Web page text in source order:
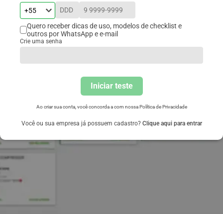
Quero receber dicas de uso, modelos de checklist e
outros por WhatsApp e e-mail
Crie uma senha
Iniciar teste
Ao criar sua conta, você concorda a com nossa Política de Privacidade
Você ou sua empresa já possuem cadastro? Clique aqui para entrar